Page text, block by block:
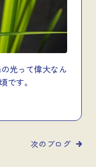
光って偉大なん
です。
次のブログ